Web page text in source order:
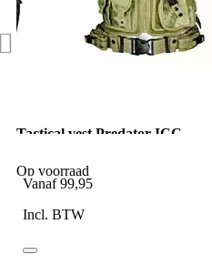
Tactical vest Predator ICC
Op voorraad
Vanaf 99,95
Incl. BTW